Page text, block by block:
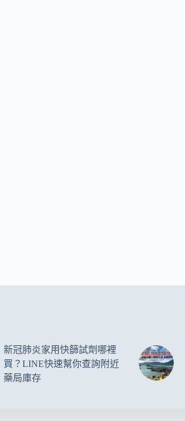
新冠肺炎家用快篩試劑哪裡
買？LINE快速幫你查詢附近
藥局庫存